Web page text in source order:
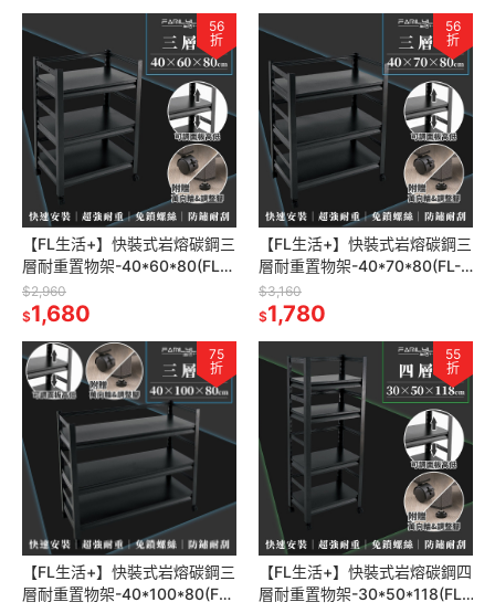
56
折
【FL生活+】快裝式岩熔碳鋼三
層耐重置物架-40*60*80(FL-
260)免螺絲 角鋼架 展示架 層
架 廚房層架 書架
$2,960
$1,680
56
折
【FL生活+】快裝式岩熔碳鋼三
層耐重置物架-40*70*80(FL-
261)免螺絲 角鋼架 展示架 層
架 廚房層架 書架
$3,160
$1,780
75
折
【FL生活+】快裝式岩熔碳鋼三
層耐重置物架-40*100*80(FL-
55
折
【FL生活+】快裝式岩熔碳鋼四
層耐重置物架-30*50*118(FL-